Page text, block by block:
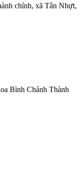
chính, xã Tân Nhựt,
Bình Chánh Thành